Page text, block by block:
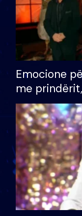
Emocione
me
divorci apo